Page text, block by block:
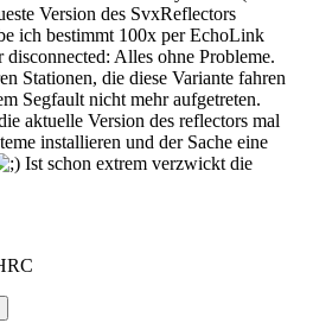
Version des SvxReflectors
ich bestimmt 100x per EchoLink
Alles ohne Probleme.
Stationen, die diese Variante fahren
Segfault nicht mehr aufgetreten.
aktuelle Version des reflectors mal
installieren und der Sache eine
Ist schon extrem verzwickt die